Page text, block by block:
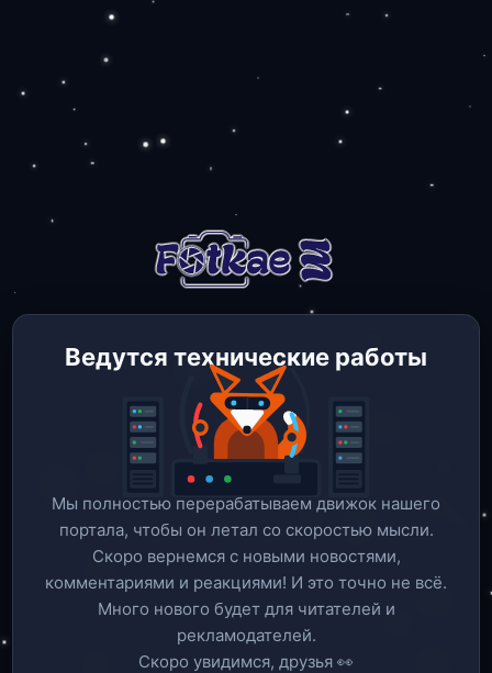
Ведутся технические работы
Мы полностью перерабатываем движок нашего
портала, чтобы он летал со скоростью мысли.
Скоро вернемся c новыми новостями,
комментариями и реакциями! И это точно не всё.
Много нового будет для читателей и
рекламодателей.
Скоро увидимся, друзья 👀